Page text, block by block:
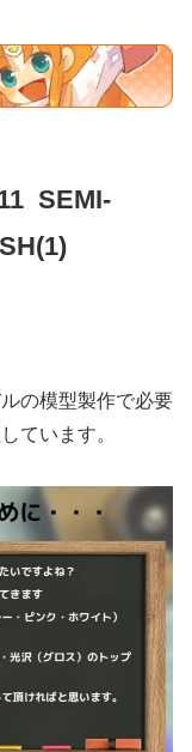
SEMI-
の模型製作で必要
ています。